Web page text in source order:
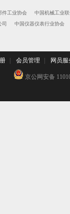
件工业协会
中国机械工业
司
中国仪器仪表行业协会
会员管理 网员服
京公网安备